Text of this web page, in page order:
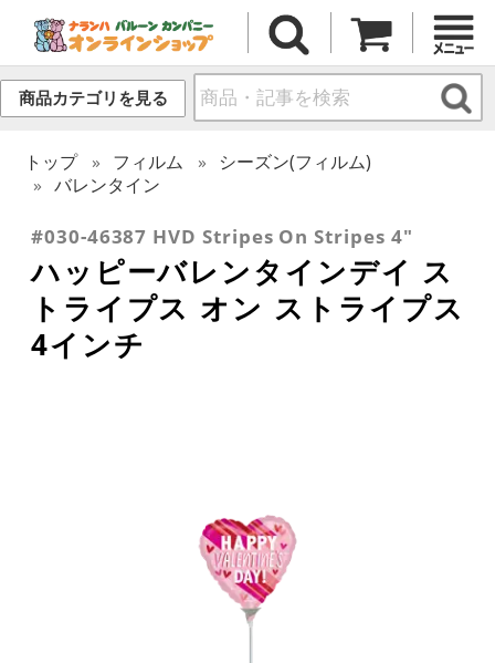
商品カテゴリを見る
トップ フィルム
シーズン(フィルム)
バレンタイン
#030-46387 HVD Stripes On Stripes 4"
ハッピーバレンタインデイ ス
トライプス オン ストライプス
4インチ